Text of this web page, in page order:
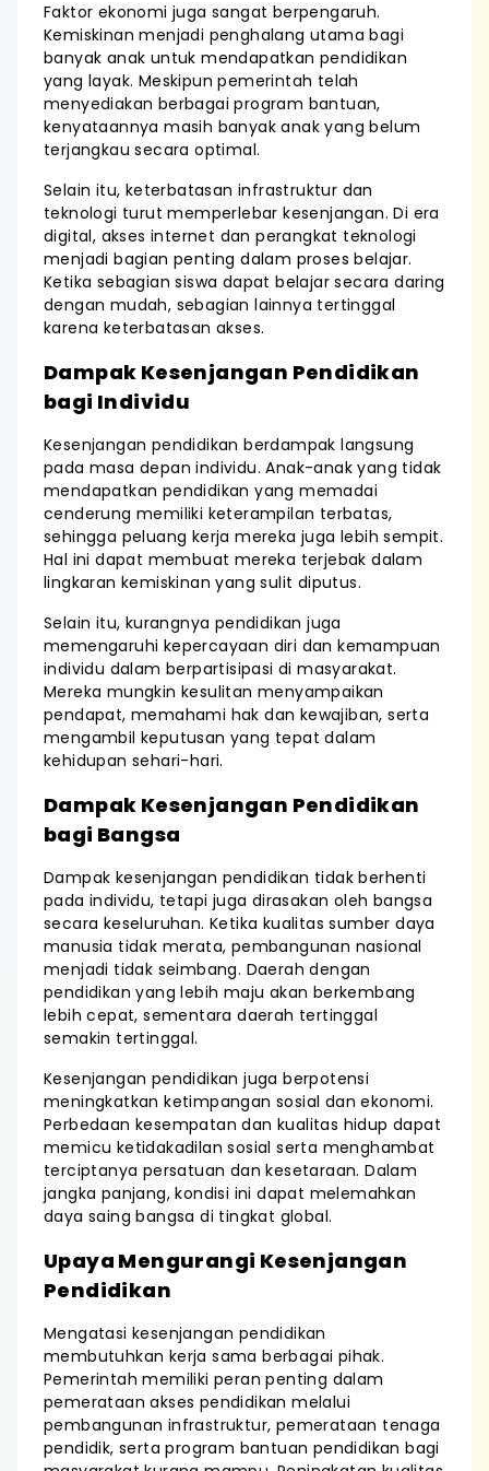
Faktor ekonomi juga sangat berpengaruh.
Kemiskinan menjadi penghalang utama bagi
banyak anak untuk mendapatkan pendidikan
yang layak. Meskipun pemerintah telah
menyediakan berbagai program bantuan,
kenyataannya masih banyak anak yang belum
terjangkau secara optimal.
Selain itu, keterbatasan infrastruktur dan
teknologi turut memperlebar kesenjangan. Di era
digital, akses internet dan perangkat teknologi
menjadi bagian penting dalam proses belajar.
Ketika sebagian siswa dapat belajar secara daring
dengan mudah, sebagian lainnya tertinggal
karena keterbatasan akses.
Dampak Kesenjangan Pendidikan
bagi Individu
Kesenjangan pendidikan berdampak langsung
pada masa depan individu. Anak-anak yang tidak
mendapatkan pendidikan yang memadai
cenderung memiliki keterampilan terbatas,
sehingga peluang kerja mereka juga lebih sempit.
Hal ini dapat membuat mereka terjebak dalam
lingkaran kemiskinan yang sulit diputus.
Selain itu, kurangnya pendidikan juga
memengaruhi kepercayaan diri dan kemampuan
individu dalam berpartisipasi di masyarakat.
Mereka mungkin kesulitan menyampaikan
pendapat, memahami hak dan kewajiban, serta
mengambil keputusan yang tepat dalam
kehidupan sehari-hari.
Dampak Kesenjangan Pendidikan
bagi Bangsa
Dampak kesenjangan pendidikan tidak berhenti
pada individu, tetapi juga dirasakan oleh bangsa
secara keseluruhan. Ketika kualitas sumber daya
manusia tidak merata, pembangunan nasional
menjadi tidak seimbang. Daerah dengan
pendidikan yang lebih maju akan berkembang
lebih cepat, sementara daerah tertinggal
semakin tertinggal.
Kesenjangan pendidikan juga berpotensi
meningkatkan ketimpangan sosial dan ekonomi.
Perbedaan kesempatan dan kualitas hidup dapat
memicu ketidakadilan sosial serta menghambat
terciptanya persatuan dan kesetaraan. Dalam
jangka panjang, kondisi ini dapat melemahkan
daya saing bangsa di tingkat global.
Upaya Mengurangi Kesenjangan
Pendidikan
Mengatasi kesenjangan pendidikan
membutuhkan kerja sama berbagai pihak.
Pemerintah memiliki peran penting dalam
pemerataan akses pendidikan melalui
pembangunan infrastruktur, pemerataan tenaga
pendidik, serta program bantuan pendidikan bagi